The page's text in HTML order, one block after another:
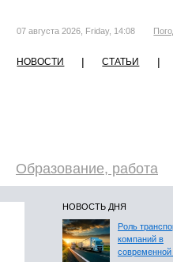
07 августа 2026, Friday, 14:08
НОВОСТИ | СТАТЬИ |
Образование, работа
НОВОСТЬ ДНЯ
Роль
компаний в
современной